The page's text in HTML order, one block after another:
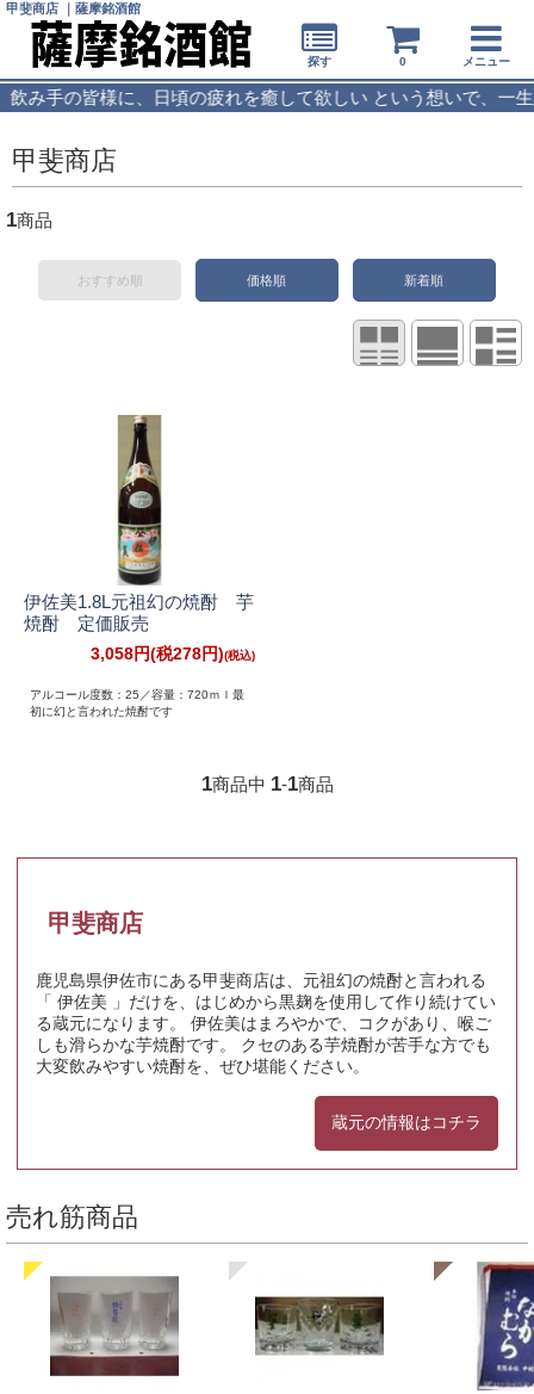
皆様に、日頃の疲れを癒して欲しい という想いで、一生懸
甲斐商店
1商品
おすすめ順 価格順 新着順
伊佐美1.8L元祖幻の焼酎 芋
焼酎 定価販売
3,058円(税278円)
アルコール度数：25／容量：720ｍｌ最
初に幻と言われた焼酎です
1商品中 1-1商品
甲斐商店
鹿児島県伊佐市にある甲斐商店は、元祖幻の焼酎と言われる
「 伊佐美 」だけを、はじめから黒麹を使用して作り続けてい
る蔵元になります。 伊佐美はまろやかで、コクがあり、喉ご
しも滑らかな芋焼酎です。 クセのある芋焼酎が苦手な方でも
大変飲みやすい焼酎を、ぜひ堪能ください。
蔵元の情報はコチラ
売れ筋商品
甲斐商店 ｜薩摩銘酒館
探す 0 メニュー